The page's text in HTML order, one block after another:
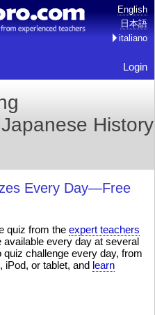
English
日本語
italiano
Login
History
Every Day—Free
quiz from the expert teachers
available every day at several
challenge every day, from
iPod, or tablet, and learn